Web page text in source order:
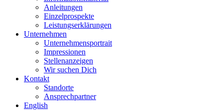
Anleitungen
Einzelprospekte
Leistungserklärungen
Unternehmen
Unternehmensportrait
Impressionen
Stellenanzeigen
Wir suchen Dich
Kontakt
Standorte
Ansprechpartner
English